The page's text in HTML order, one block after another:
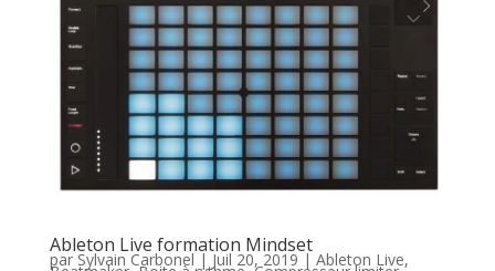
Ableton Live formation Mindset
par Sylvain Carbonel | Juil 20, 2019 | Ableton Live,